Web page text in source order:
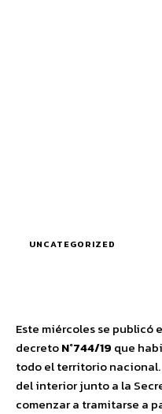
UNCATEGORIZED
Este miércoles se publicó
decretoN°744/19 que
todo el territorio
del interior junto a la
comenzar a tramitarse a